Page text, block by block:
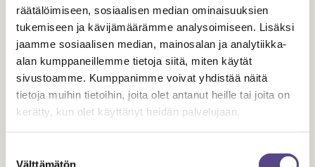
räätälöimiseen, sosiaalisen median ominaisuuksien
tukemiseen ja kävijämäärämme analysoimiseen. Lisäksi
jaamme sosiaalisen median, mainosalan ja analytiikka-
alan kumppaneillemme tietoja siitä, miten käytät
sivustoamme. Kumppanimme voivat yhdistää näitä
tietoja muihin tietoihin, joita olet antanut heille tai joita on
kerätty, kun olet käyttänyt heidän palvelujaan.
Välttämätön